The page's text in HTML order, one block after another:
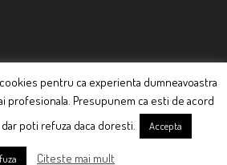
Parte a Imperiului Ciutacesc.
pentru ca experienta dumneavoastra
profesionala. Presupunem ca esti de acord
poti refuza daca doresti.
Accepta
Citeste mai mult